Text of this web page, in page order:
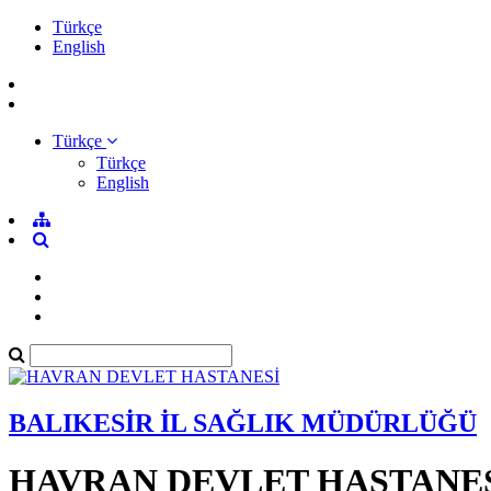
Türkçe
English
Türkçe
Türkçe
English
BALIKESİR İL SAĞLIK MÜDÜRLÜĞÜ
HAVRAN DEVLET